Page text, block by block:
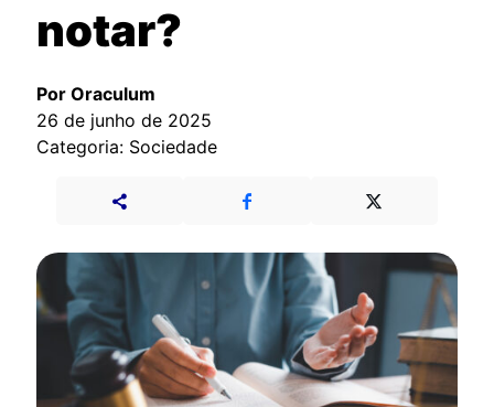
notar?
Por Oraculum
26 de junho de 2025
Categoria: Sociedade